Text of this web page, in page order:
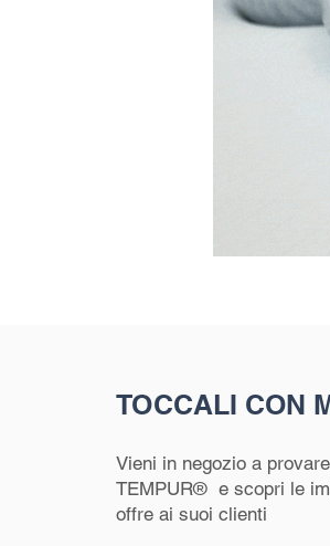
TOCCALI CON
Vieni in negozio a
TEMPUR® e scopri le
offre ai suoi clienti